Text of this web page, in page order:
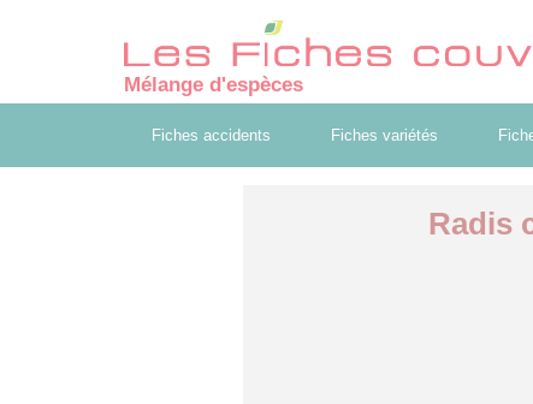
Mélange d'espèces
Fiches accidents Fiches variétés
Radis